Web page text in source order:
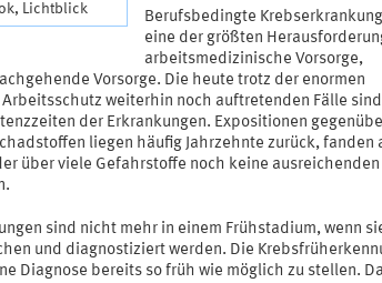
Lichtblick
Berufsbedingte
eine der größten
arbeitsmedizinische Vorsorge,
Vorsorge. Die heute trotz der enormen
weiterhin noch auftretenden Fälle
der Erkrankungen. Expositionen
liegen häufig Jahrzehnte zurück, fanden
über viele Gefahrstoffe noch keine ausreichenden
sind nicht mehr in einem Frühstadium, wenn
und diagnostiziert werden. Die
Diagnose bereits so früh wie möglich zu stellen.